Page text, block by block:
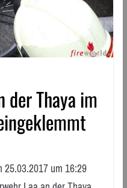
der Thaya im
25.03.2017 um 16:29